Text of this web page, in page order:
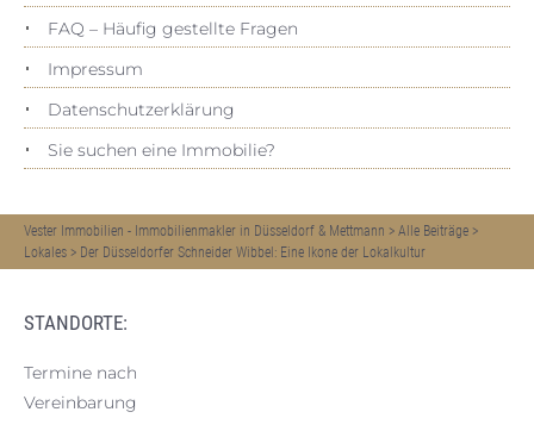
FAQ – Häufig gestellte Fragen
Impressum
Datenschutz­erklärung
Sie suchen eine Immobilie?
Vester Immobilien - Immobilienmakler in Düsseldorf & Mettmann > Alle Beiträge >
Lokales > Der Düsseldorfer Schneider Wibbel: Eine Ikone der Lokalkultur
STANDORTE:
Termine nach
Vereinbarung